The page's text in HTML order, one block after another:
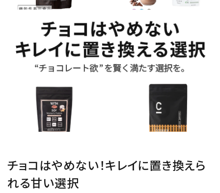
ログイン 新規会員登録
search
ガチ選部
チョコはやめない！キレイに置き換えら
れる甘い選択